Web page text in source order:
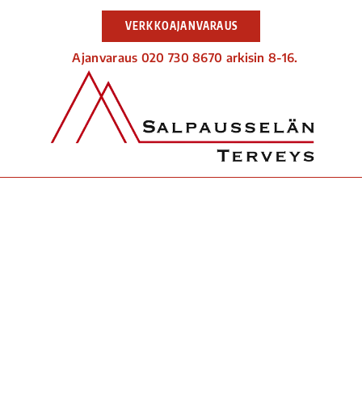
VERKKOAJANVARAUS
Ajanvaraus 020 730 8670 arkisin 8-16.